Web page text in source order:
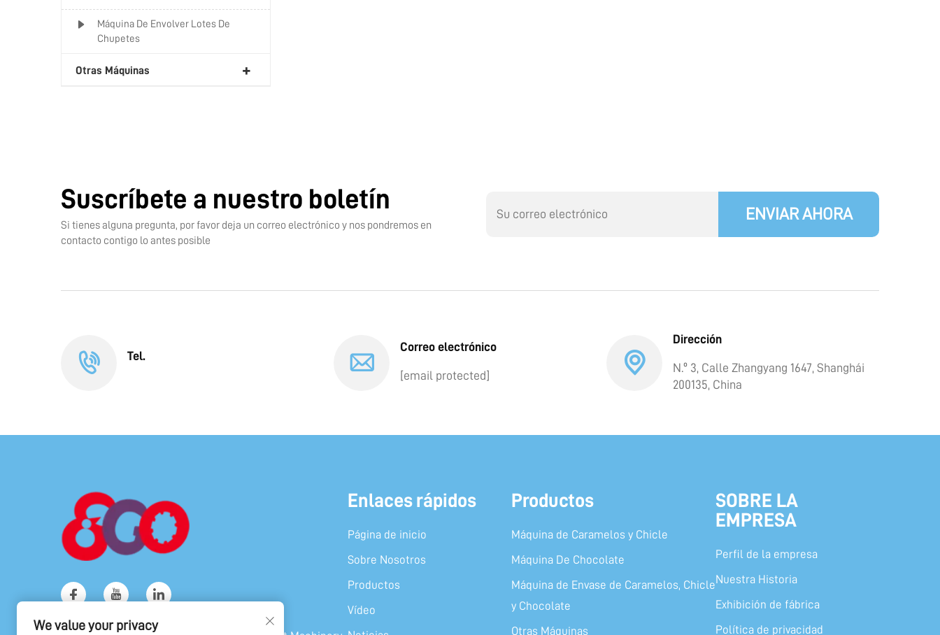
Máquina De Envolver Lotes De
Chupetes
Otras Máquinas
Suscríbete a nuestro boletín
Si tienes alguna pregunta, por favor deja un correo electrónico y nos pondremos en
contacto contigo lo antes posible
ENVIAR AHORA
Tel.
Correo electrónico
[email protected]
Dirección
N.º 3, Calle Zhangyang 1647, Shanghái
200135, China
Enlaces rápidos
Página de inicio
Sobre Nosotros
Productos
Vídeo
Productos
Máquina de Caramelos y Chicle
Máquina De Chocolate
Máquina de Envase de Caramelos, Chicle
y Chocolate
Otras Máquinas
SOBRE LA
EMPRESA
Perfil de la empresa
Nuestra Historia
Exhibición de fábrica
Política de privacidad
We value your privacy